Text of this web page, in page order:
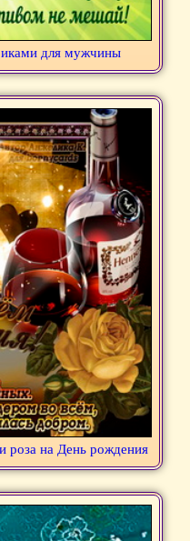
для мужчины
роза на День рождения